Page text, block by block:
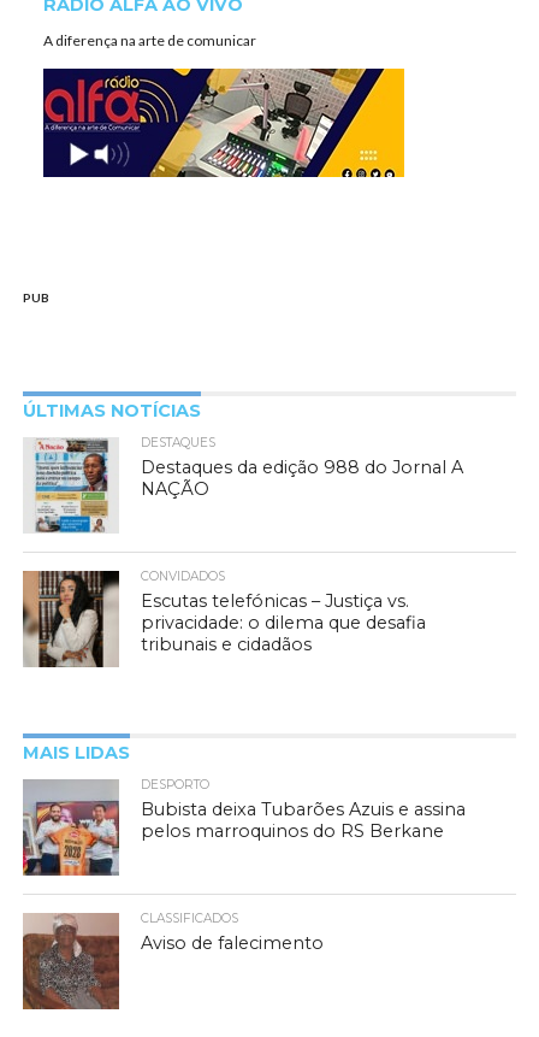
RÁDIO ALFA AO VIVO
A diferença na arte de comunicar
PUB
ÚLTIMAS NOTÍCIAS
DESTAQUES
Destaques da edição 988 do Jornal A
NAÇÃO
CONVIDADOS
Escutas telefónicas – Justiça vs.
privacidade: o dilema que desafia
tribunais e cidadãos
MAIS LIDAS
DESPORTO
Bubista deixa Tubarões Azuis e assina
pelos marroquinos do RS Berkane
CLASSIFICADOS
Aviso de falecimento